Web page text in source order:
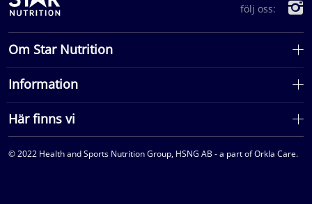
följ oss:
Om Star Nutrition
Information
Här finns vi
© 2022 Health and Sports Nutrition Group, HSNG AB - a part of Orkla Care.